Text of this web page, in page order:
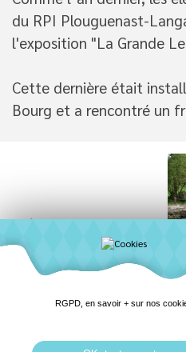
du RPI Plouguenast-
l'exposition "La Grande
Cette dernière était
Bourg et a rencontré un
RGPD, en savoir + sur nos